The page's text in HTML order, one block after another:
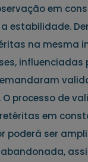
em
estabilidade.
na mesma
influenciadas
processo de
em
poderá ser